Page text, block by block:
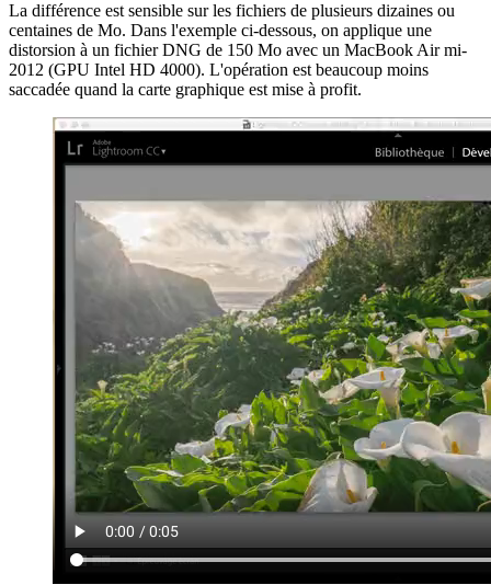
La différence est sensible sur les fichiers de plusieurs dizaines ou
centaines de Mo. Dans l'exemple ci-dessous, on applique une
distorsion à un fichier DNG de 150 Mo avec un MacBook Air mi-
2012 (GPU Intel HD 4000). L'opération est beaucoup moins
saccadée quand la carte graphique est mise à profit.